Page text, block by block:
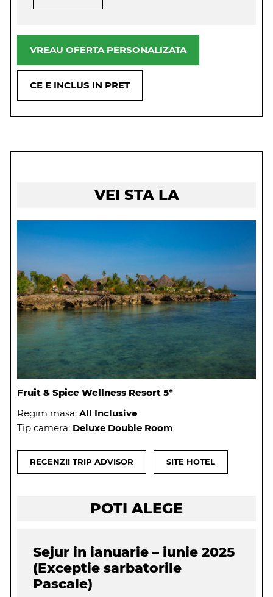
VREAU OFERTA PERSONALIZATA
CE E INCLUS IN PRET
VEI STA LA
Fruit & Spice Wellness Resort 5*
Regim masa: All Inclusive
Tip camera: Deluxe Double Room
RECENZII TRIP ADVISOR SITE HOTEL
POTI ALEGE
Sejur in ianuarie – iunie 2025
(Exceptie sarbatorile
Pascale)